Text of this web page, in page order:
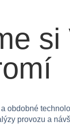
si
obdobné
provozu a